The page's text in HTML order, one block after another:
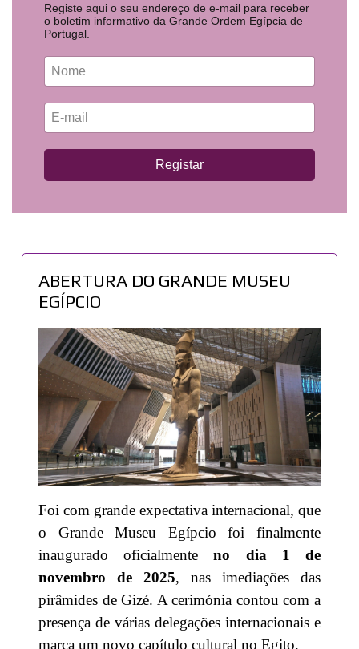
Registe aqui o seu endereço de e-mail para receber
o boletim informativo da Grande Ordem Egípcia de
Portugal.
Registar
ABERTURA DO GRANDE MUSEU
EGÍPCIO
Foi com grande expectativa internacional, que
o Grande Museu Egípcio foi finalmente
inaugurado oficialmenteno dia 1 de
novembro de 2025, nas imediações das
pirâmides de Gizé. A cerimónia contou com a
presença de várias delegações internacionais e
marca um novo capítulo cultural no Egito.